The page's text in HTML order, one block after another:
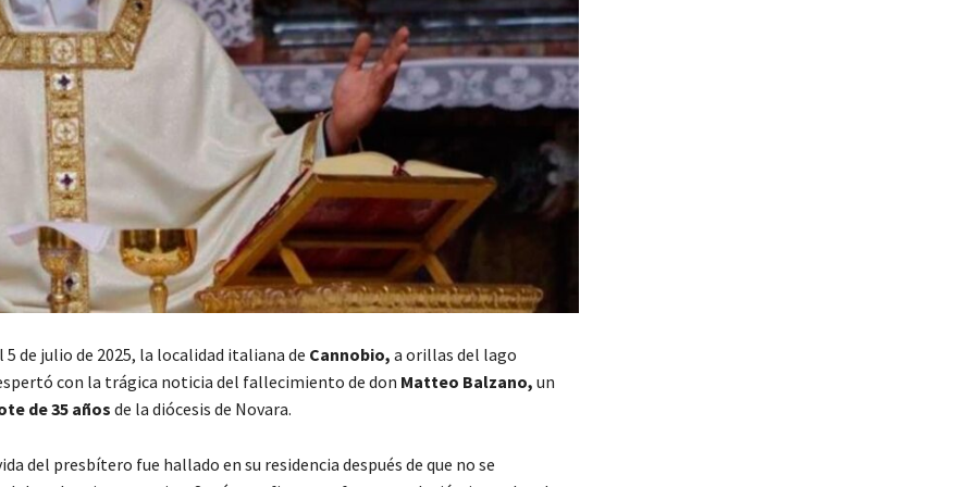
5 de julio de 2025, la localidad italiana de Cannobio, a orillas del lago
con la trágica noticia del fallecimiento de don Matteo Balzano, un
de 35 años de la diócesis de Novara.
del presbítero fue hallado en su residencia después de que no se